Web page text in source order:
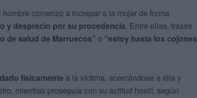
comenzó a increpar a la mujer de forma
y desprecio por su procedencia. Entre ellas, frases
de salud de Marruecos” o “estoy hasta los cojones
físicamente a la víctima, acercándose a ella y
mientras proseguía con su actitud hostil, según